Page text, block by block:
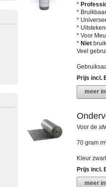
*
*
*
*
* Voor
* Niet
Veel
Prijs incl.
meer
Voor de
70 gram
Kleur
Prijs incl.
meer